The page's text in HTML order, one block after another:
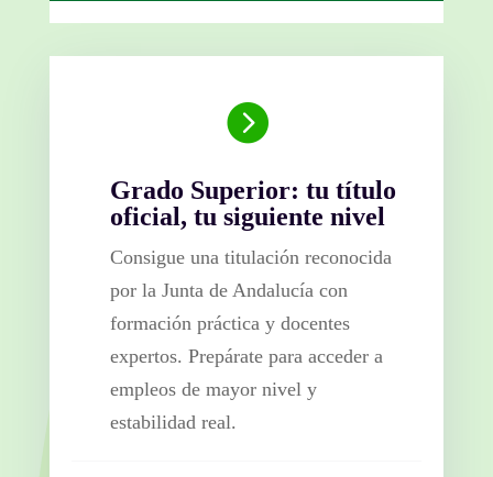

Grado Superior: tu título
oficial, tu siguiente nivel
Consigue una titulación reconocida
por la Junta de Andalucía con
formación práctica y docentes
expertos. Prepárate para acceder a
empleos de mayor nivel y
estabilidad real.